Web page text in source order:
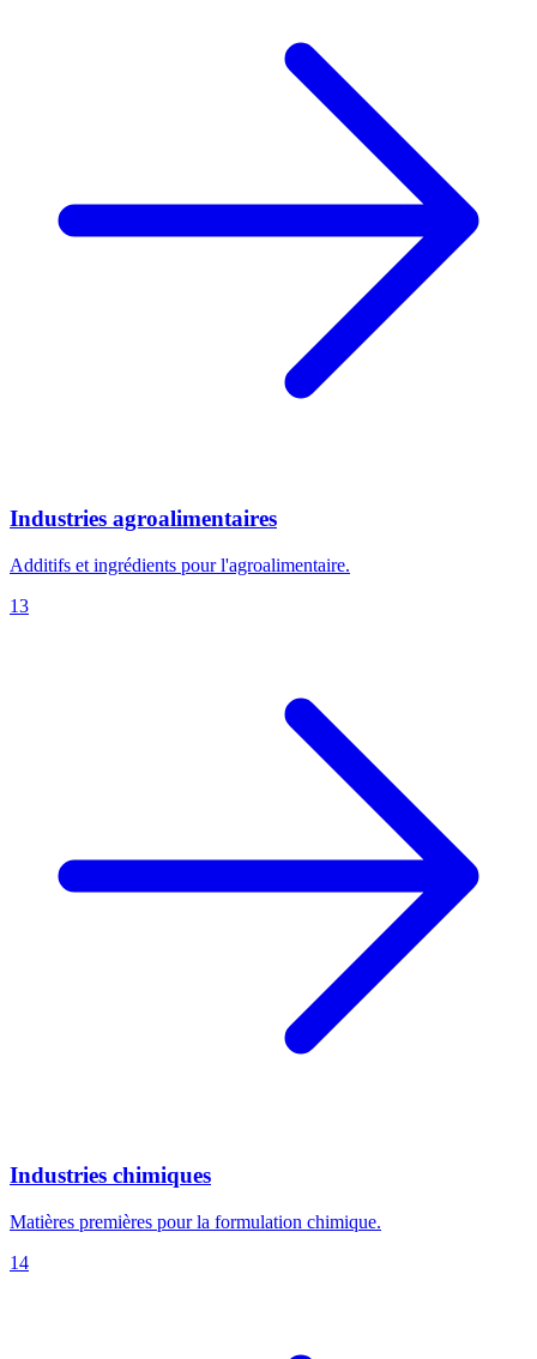
Industries agroalimentaires
Additifs et ingrédients pour l'agroalimentaire.
13
Industries chimiques
Matières premières pour la formulation chimique.
14